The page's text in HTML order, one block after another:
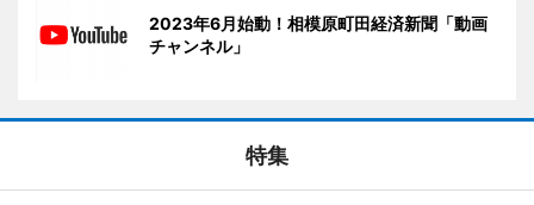
2023年6月始動！相模原町田経済新聞「動画
チャンネル」
特集